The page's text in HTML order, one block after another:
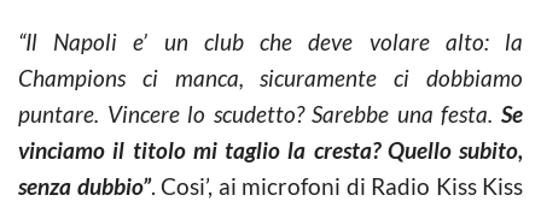
“Il Napoli e’ un club che deve volare alto: la
Champions ci manca, sicuramente ci dobbiamo
puntare. Vincere lo scudetto? Sarebbe una festa. Se
vinciamo il titolo mi taglio la cresta? Quello subito,
senza dubbio”. Cosi’, ai microfoni di Radio Kiss Kiss